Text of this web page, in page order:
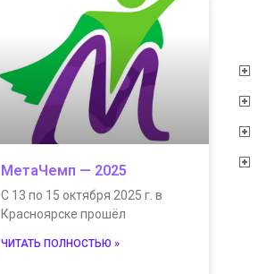
МетаЧемп — 2025
C 13 по 15 октября 2025 г. в
Красноярске прошёл
ЧИТАТЬ ПОЛНОСТЬЮ »